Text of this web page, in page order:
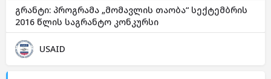
გრანტი: პროგრამა „მომავლის თაობა“ სექტემბრის
2016 წლის საგრანტო კონკურსი
USAID